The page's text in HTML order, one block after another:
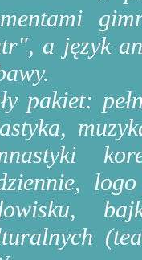
a język
pakiet: